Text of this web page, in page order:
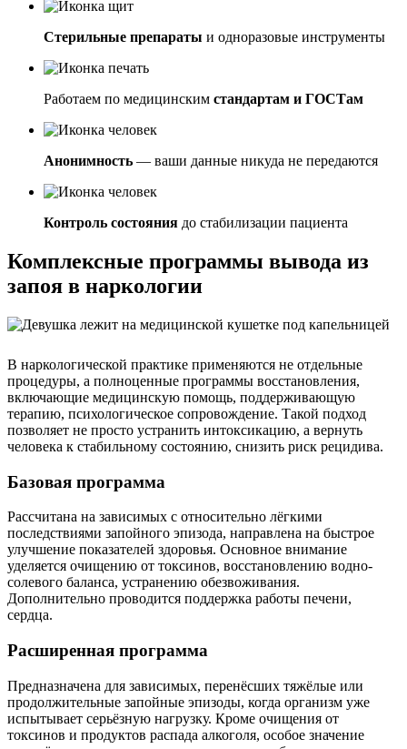
Стерильные препараты и одноразовые инструменты
Работаем по медицинским стандартам и ГОСТам
Анонимность — ваши данные никуда не передаются
Контроль состояния до стабилизации пациента
Комплексные программы вывода из
запоя в наркологии
В наркологической практике применяются не отдельные
процедуры, а полноценные программы восстановления,
включающие медицинскую помощь, поддерживающую
терапию, психологическое сопровождение. Такой подход
позволяет не просто устранить интоксикацию, а вернуть
человека к стабильному состоянию, снизить риск рецидива.
Базовая программа
Рассчитана на зависимых с относительно лёгкими
последствиями запойного эпизода, направлена на быстрое
улучшение показателей здоровья. Основное внимание
уделяется очищению от токсинов, восстановлению водно-
солевого баланса, устранению обезвоживания.
Дополнительно проводится поддержка работы печени,
сердца.
Расширенная программа
Предназначена для зависимых, перенёсших тяжёлые или
продолжительные запойные эпизоды, когда организм уже
испытывает серьёзную нагрузку. Кроме очищения от
токсинов и продуктов распада алкоголя, особое значение